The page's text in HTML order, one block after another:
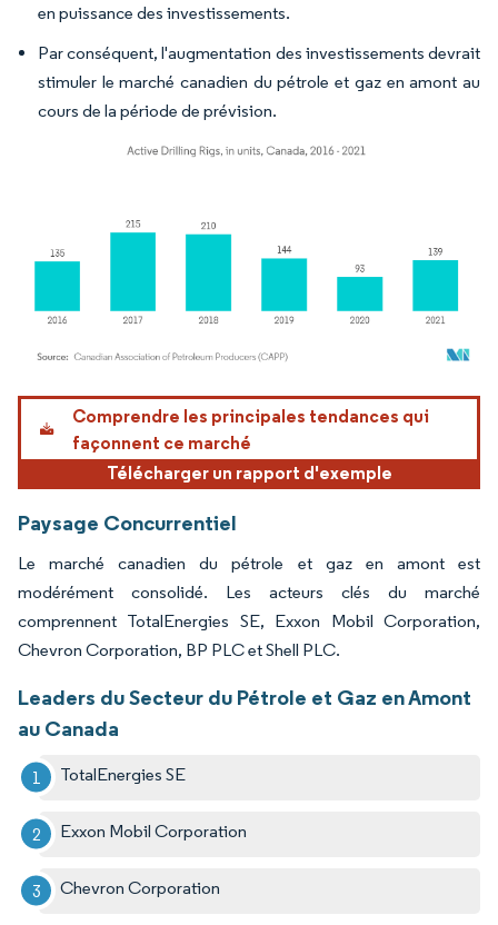
en puissance des investissements.
Par conséquent, l'augmentation des investissements devrait
stimuler le marché canadien du pétrole et gaz en amont au
cours de la période de prévision.
Image © Mordor Intelligence. La réutilisation nécessite une attribution sous CC BY
Comprendre les principales tendances qui
façonnent ce marché
Télécharger un rapport d'exemple
Paysage Concurrentiel
Le marché canadien du pétrole et gaz en amont est
modérément consolidé. Les acteurs clés du marché
comprennent TotalEnergies SE, Exxon Mobil Corporation,
Chevron Corporation, BP PLC et Shell PLC.
Leaders du Secteur du Pétrole et Gaz en Amont
au Canada
TotalEnergies SE
Exxon Mobil Corporation
Chevron Corporation